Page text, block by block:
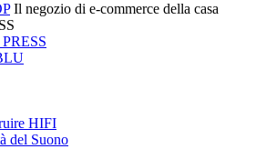
Il negozio di e-commerce della casa
HIFI
del Suono